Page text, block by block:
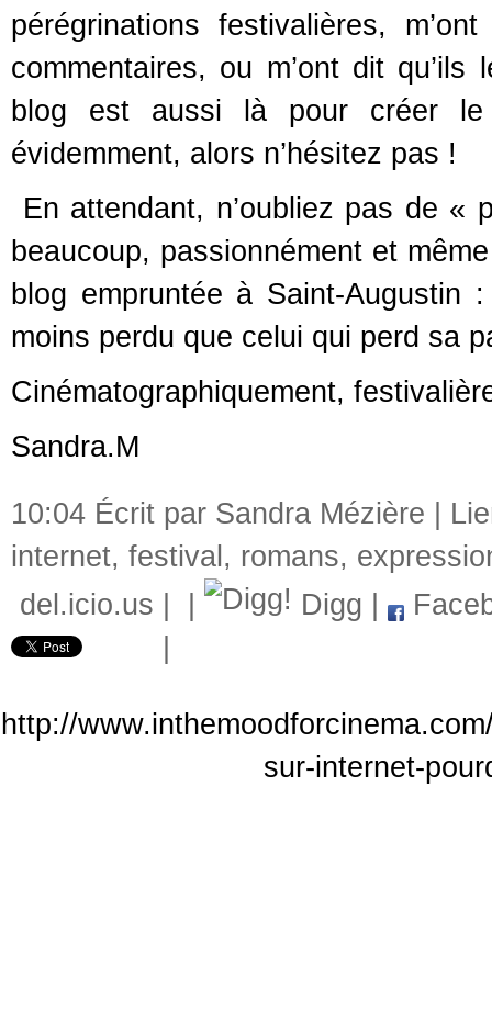
pérégrinations festivalières,
commentaires, ou m’ont dit
blog est aussi là pour créer le
évidemment, alors n’hésitez pas !
En attendant, n’oubliez pas de
beaucoup, passionnément et
blog empruntée à Saint-
moins perdu que celui qui perd sa
Cinématographiquement,
Sandra.M
10:04 Écrit par Sandra Mézière |
internet, festival , romans,
del.icio.us
Digg
http://
sur-internet-